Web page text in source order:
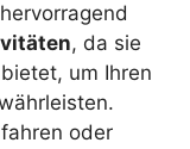
, da sie
um Ihren
oder